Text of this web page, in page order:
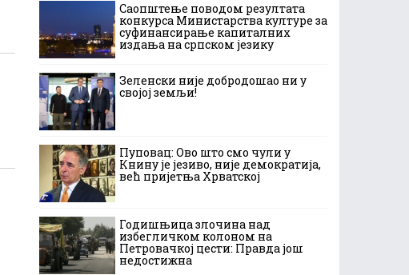
Саопштење поводом резултата
конкурса Министарства културе за
суфинансирање капиталних
издања на српском језику
Зеленски није добродошао ни у
својој земљи!
Пуповац: Ово што смо чули у
Книну је језиво, није демократија,
већ пријетња Хрватској
Годишњица злочина над
избегличком колоном на
Петровачкој цести: Правда још
недостижна